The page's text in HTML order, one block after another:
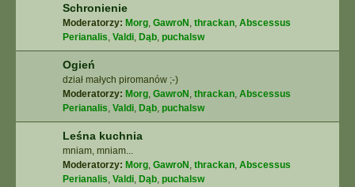
Schronienie
Moderatorzy: Morg, GawroN , thrackan, Abscessus
Perianalis, Valdi, Dąb, puchalsw
Ogień
dział małych piromanów ;-)
Moderatorzy: Morg, GawroN , thrackan, Abscessus
Perianalis, Valdi, Dąb, puchalsw
Leśna kuchnia
mniam, mniam...
Moderatorzy: Morg, GawroN , thrackan, Abscessus
Perianalis, Valdi, Dąb, puchalsw